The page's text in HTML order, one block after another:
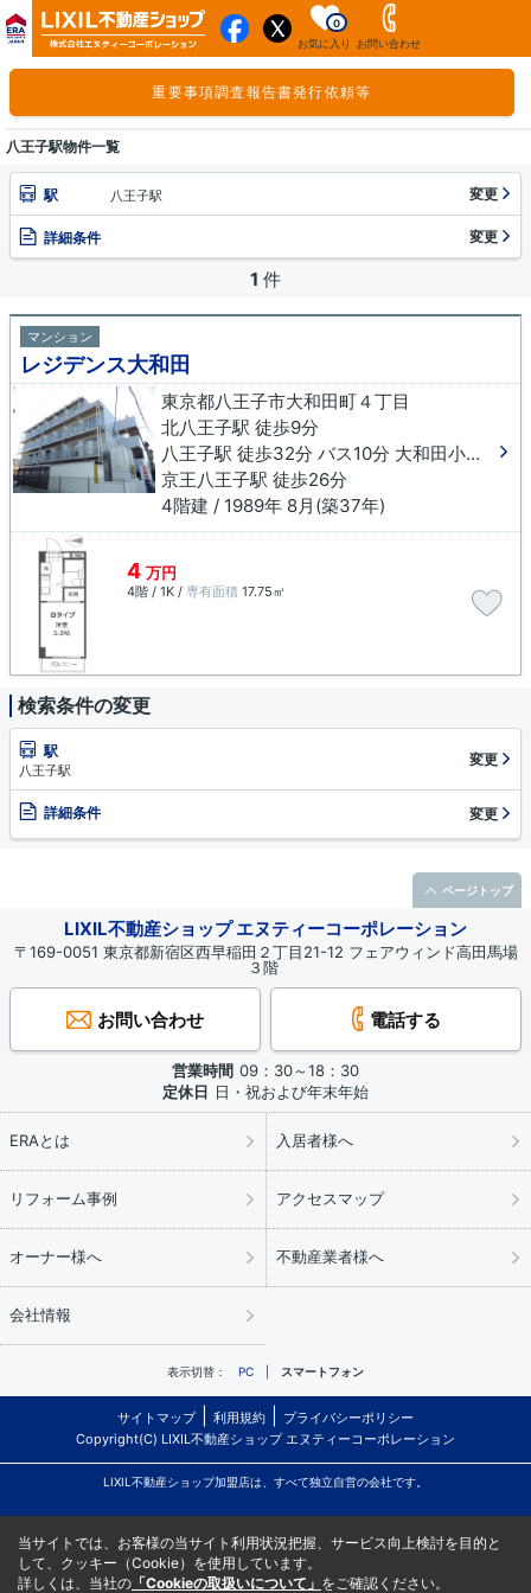
お気に入り
0
お問い合わせ
重要事項調査報告書発行依頼等
八王子駅物件一覧
駅 八王子駅 変更
詳細条件 変更
1 件
マンション
レジデンス大和田
東京都八王子市大和田町４丁目
北八王子駅 徒歩9分
八王子駅 徒歩32分 バス10分 大和田小学校下車 徒歩5分
京王八王子駅 徒歩26分
4階建 / 1989年 8月(築37年)
4 万円
4階 / 1K / 専有面積 17.75㎡
検索条件の変更
駅
八王子駅
変更
詳細条件 変更
LIXIL不動産ショップ エヌティーコーポレーション
〒169-0051 東京都新宿区西早稲田２丁目21-12 フェアウィンド高田馬場
３階
お問い合わせ 電話する
営業時間 09：30～18：30
定休日 日・祝および年末年始
ERAとは 入居者様へ
リフォーム事例 アクセスマップ
オーナー様へ 不動産業者様へ
会社情報
表示切替： PC スマートフォン
サイトマップ 利用規約
プライバシーポリシー
Copyright(C) LIXIL不動産ショップ エヌティーコーポレーション
LIXIL不動産ショップ加盟店は、すべて独立自営の会社です。
ページトップ
当サイトでは、お客様の当サイト利用状況把握、サービス向上検討を目的と
して、クッキー（Cookie）を使用しています。
詳しくは、当社の 「Cookieの取扱いについて」 をご確認ください。